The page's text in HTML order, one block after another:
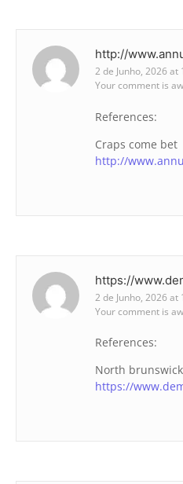
http://
2 de Junho, 2026 at
Your comment is
References:
Craps come bet
http://
https://
2 de Junho, 2026 at
Your comment is
References:
North
https://